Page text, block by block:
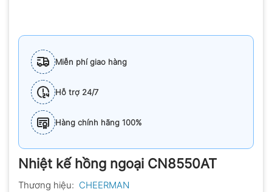
Miễn phí giao hàng
Hỗ trợ 24/7
Hàng chính hãng 100%
Nhiệt kế hồng ngoại CN8550AT
Thương hiệu: CHEERMAN